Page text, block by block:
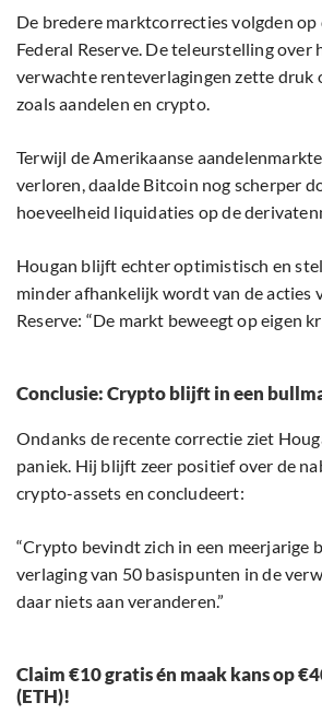
De bredere marktcorrecties volgden
Federal Reserve. De teleurstelling over
verwachte renteverlagingen zette druk
zoals aandelen en crypto.
Terwijl de Amerikaanse
verloren, daalde Bitcoin nog scherper
hoeveelheid liquidaties op de
Hougan blijft echter optimistisch en
minder afhankelijk wordt van de acties
Reserve: “De markt beweegt op eigen
Conclusie: Crypto blijft in een
Ondanks de recente correctie ziet
paniek. Hij blijft zeer positief over de
crypto-assets en concludeert:
“Crypto bevindt zich in een meerjarige
verlaging van 50 basispunten in de
daar niets aan veranderen.”
Claim €10 gratis én maak kans op
(ETH)!